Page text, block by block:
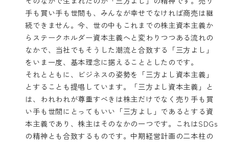
手も買い手も世間も、みんなが幸せでなければ商売は継
続できません。今、世の中もこれまでの株主資本主義か
らステークホルダー資本主義へと変わりつつある流れの
なかで、当社でもそうした潮流と合致する「三方よし」
をいま一度、基本理念に据えることとしたのです。
それとともに、ビジネスの姿勢を「三方よし資本主義」
とすることも提唱しています。「三方よし資本主義」と
は、われわれが尊重すべきは株主だけでなく売り手も買
い手も世間にとってもいい「三方よし」であるとする資
本主義であり、株主はそのなかの一つです。これはSDGs
の精神とも合致するものです。中期経営計画の二本柱の